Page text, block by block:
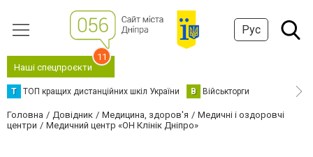
Рус
Наші спецпроєкти
11
Т ТОП кращих дистанційних шкіл України В Військторги
Головна Довідник Медицина, здоров'я
Медичні і оздоровчі
центри
Медичний центр «ОН Клінік Дніпро»